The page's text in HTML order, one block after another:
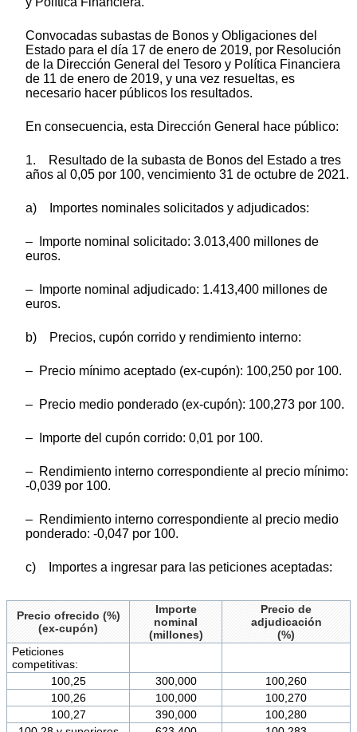
Convocadas subastas de Bonos y Obligaciones del
Estado para el día 17 de enero de 2019, por Resolución
de la Dirección General del Tesoro y Política Financiera
de 11 de enero de 2019, y una vez resueltas, es
necesario hacer públicos los resultados.
En consecuencia, esta Dirección General hace público:
1. Resultado de la subasta de Bonos del Estado a tres
años al 0,05 por 100, vencimiento 31 de octubre de 2021.
a) Importes nominales solicitados y adjudicados:
– Importe nominal solicitado: 3.013,400 millones de
euros.
– Importe nominal adjudicado: 1.413,400 millones de
euros.
b) Precios, cupón corrido y rendimiento interno:
– Precio mínimo aceptado (ex-cupón): 100,250 por 100.
– Precio medio ponderado (ex-cupón): 100,273 por 100.
– Importe del cupón corrido: 0,01 por 100.
– Rendimiento interno correspondiente al precio mínimo:
-0,039 por 100.
– Rendimiento interno correspondiente al precio medio
ponderado: -0,047 por 100.
c) Importes a ingresar para las peticiones aceptadas:
Precio ofrecido (%)
(ex-cupón)
Importe
nominal
(millones)
Precio de
adjudicación
(%)
Peticiones
competitivas:
100,25
300,000
100,260
100,26
100,000
100,270
100,27
390,000
100,280